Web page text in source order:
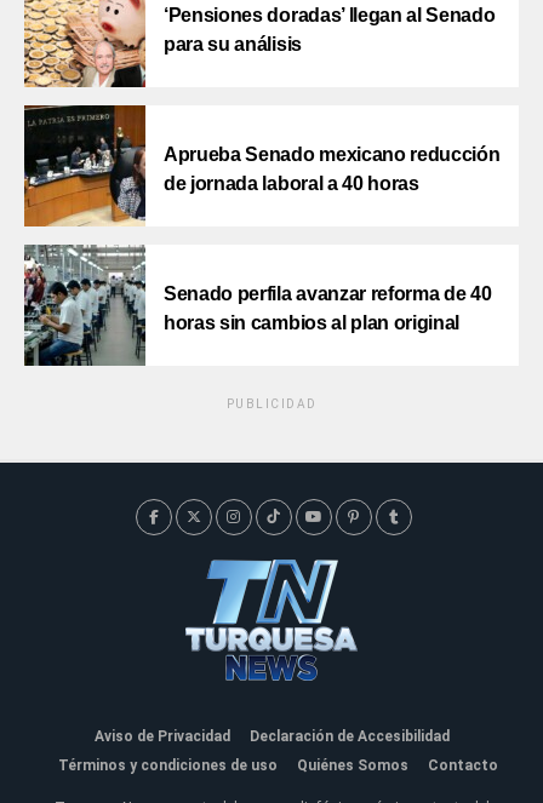
‘Pensiones doradas’ llegan al Senado
para su análisis
Aprueba Senado mexicano reducción
de jornada laboral a 40 horas
Senado perfila avanzar reforma de 40
horas sin cambios al plan original
PUBLICIDAD
Aviso de Privacidad
Declaración de Accesibilidad
Términos y condiciones de uso
Quiénes Somos Contacto